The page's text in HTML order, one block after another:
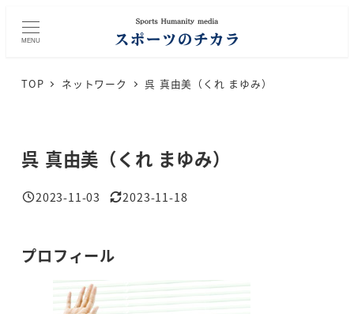
MENU
TOP ネットワーク 呉 真由美（くれ まゆみ）
呉 真由美（くれ まゆみ）
投稿日
2023-11-03
更新日
2023-11-18
プロフィール